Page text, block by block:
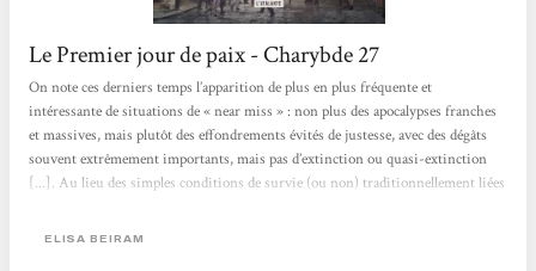
Le Premier jour de paix - Charybde 27
On note ces derniers temps l’apparition de plus en plus fréquente et
intéressante de situations de « near miss » : non plus des apocalypses franches
et massives, mais plutôt des effondrements évités de justesse, avec des dégâts
souvent extrêmement importants, mais pas d’extinction ou quasi-extinction
[...]. Au lieu des simples conditions de survie (ou non) traditionnellement liées
de modalités concrètes de reconstruction, en « faisant avec » mais en essayant
ELISA BEIRAM